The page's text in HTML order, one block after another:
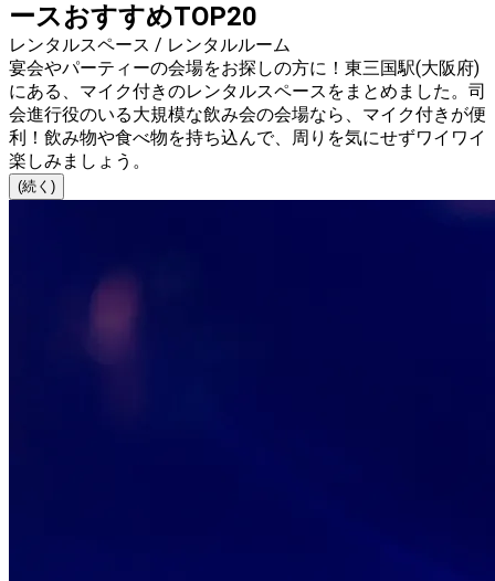
ースおすすめTOP20
レンタルスペース / レンタルルーム
宴会やパーティーの会場をお探しの方に！東三国駅(大阪府)
にある、マイク付きのレンタルスペースをまとめました。司
会進行役のいる大規模な飲み会の会場なら、マイク付きが便
利！飲み物や食べ物を持ち込んで、周りを気にせずワイワイ
楽しみましょう。
(続く)